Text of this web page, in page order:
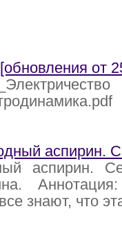
от
аспирин.
аспирин.
знают, что